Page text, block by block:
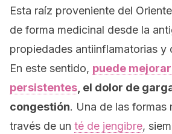
Esta raíz proveniente del
de forma medicinal desde la
propiedades antiinflamatorias y
En este sentido, puede
persistentes , el dolor de
congestión. Una de las formas
través de un té de jengibre,